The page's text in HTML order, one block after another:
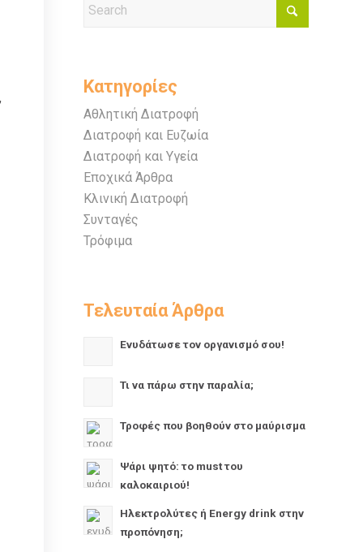
Κατηγορίες
Αθλητική Διατροφή
Διατροφή και Ευζωία
Διατροφή και Υγεία
Εποχικά Άρθρα
Κλινική Διατροφή
Συνταγές
Τρόφιμα
Τελευταία Άρθρα
Ενυδάτωσε τον οργανισμό σου!
Τι να πάρω στην παραλία;
Τροφές που βοηθούν στο μαύρισμα
Ψάρι ψητό: το must του
καλοκαιριού!
Ηλεκτρολύτες ή Energy drink στην
προπόνηση;